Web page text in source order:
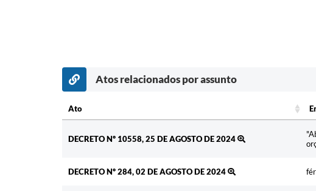
Atos relacionados por assunto
Ato
DECRETO Nº 10558, 25 DE AGOSTO DE 2024
DECRETO Nº 284, 02 DE AGOSTO DE 2024